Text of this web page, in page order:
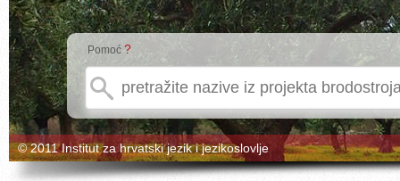
Pomoć ?
© 2011 Institut za hrvatski jezik i jezikoslovlje